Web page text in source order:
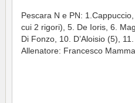
Pescara N e PN:
cui 2 rigori), 5. De Ioris, 6.
Di Fonzo, 10. D’Aloisio (5),
Allenatore: Francesco